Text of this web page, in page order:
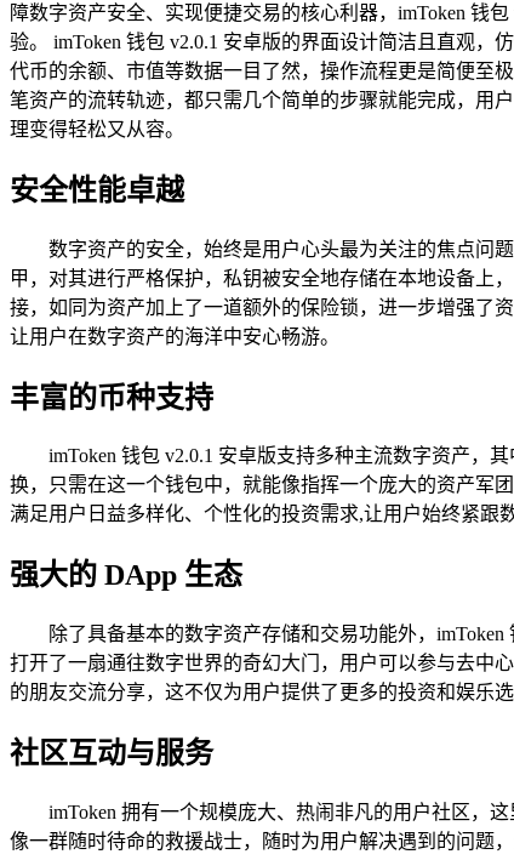
障数字资产安全、实现便捷交易的核心利器，imToken 钱
验。 imToken 钱包 v2.0.1 安卓版的界面设计简洁且直观
代币的余额、市值等数据一目了然，操作流程更是简便至
笔资产的流转轨迹，都只需几个简单的步骤就能完成，用
理变得轻松又从容。
安全性能卓越
数字资产的安全，始终是用户心头最为关注的焦点问
甲，对其进行严格保护，私钥被安全地存储在本地设备上
接，如同为资产加上了一道额外的保险锁，进一步增强了
让用户在数字资产的海洋中安心畅游。
丰富的币种支持
imToken 钱包 v2.0.1 安卓版支持多种主流数字资产，
换，只需在这一个钱包中，就能像指挥一个庞大的资产军
满足用户日益多样化、个性化的投资需求,让用户始终紧跟
强大的 DApp 生态
除了具备基本的数字资产存储和交易功能外，
打开了一扇通往数字世界的奇幻大门，用户可以参与去中
的朋友交流分享，这不仅为用户提供了更多的投资和娱乐
社区互动与服务
imToken 拥有一个规模庞大、热闹非凡的用户社区，
像一群随时待命的救援战士，随时为用户解决遇到的问题